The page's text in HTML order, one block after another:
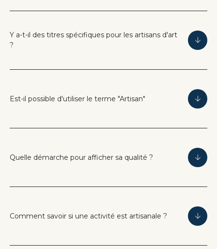
Y a-t-il des titres spécifiques pour les artisans d'art
?
Est-il possible d'utiliser le terme "Artisan"
Quelle démarche pour afficher sa qualité ?
Comment savoir si une activité est artisanale ?